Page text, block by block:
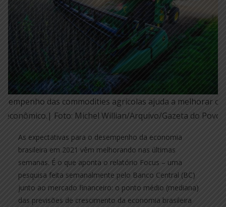
das commodities agrícolas ajuda a melhorar o
econômico.| Foto: Michel Willian/Arquivo/Gazeta do Povo
As expectativas para o desempenho da economia
brasileira em 2021 vêm melhorando nas últimas
semanas. É o que aponta o relatório Focus – uma
pesquisa feita semanalmente pelo Banco Central (BC)
junto ao mercado financeiro: o ponto médio (mediana)
das previsões de crescimento da economia brasileira